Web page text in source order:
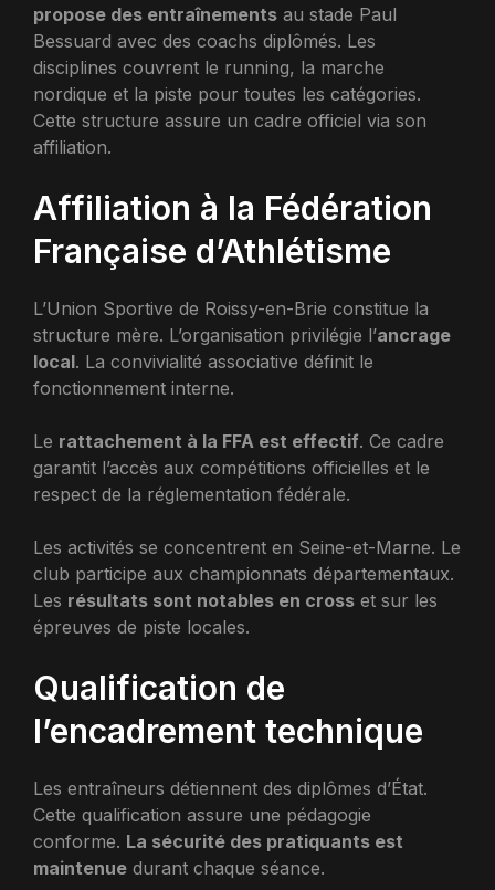
propose des entraînements au stade Paul
Bessuard avec des coachs diplômés. Les
disciplines couvrent le running, la marche
nordique et la piste pour toutes les catégories.
Cette structure assure un cadre officiel via son
affiliation.
Affiliation à la Fédération
Française d’Athlétisme
L’Union Sportive de Roissy-en-Brie constitue la
structure mère. L’organisation privilégie l’ancrage
local. La convivialité associative définit le
fonctionnement interne.
Le rattachement à la FFA est effectif. Ce cadre
garantit l’accès aux compétitions officielles et le
respect de la réglementation fédérale.
Les activités se concentrent en Seine-et-Marne. Le
club participe aux championnats départementaux.
Les résultats sont notables en cross et sur les
épreuves de piste locales.
Qualification de
l’encadrement technique
Les entraîneurs détiennent des diplômes d’État.
Cette qualification assure une pédagogie
conforme. La sécurité des pratiquants est
maintenue durant chaque séance.